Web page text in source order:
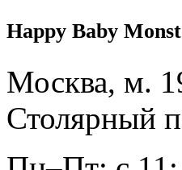
Happy Baby
Москва, м.
Столярный